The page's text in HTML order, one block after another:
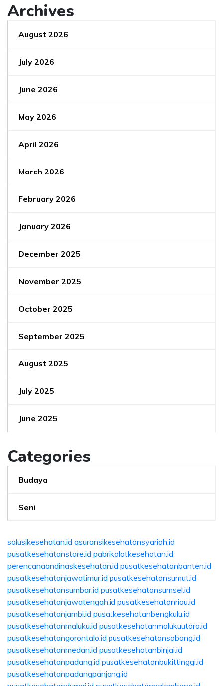
Archives
August 2026
July 2026
June 2026
May 2026
April 2026
March 2026
February 2026
January 2026
December 2025
November 2025
October 2025
September 2025
August 2025
July 2025
June 2025
Categories
Budaya
Seni
solusikesehatan.id asuransikesehatansyariah.id
pusatkesehatanstore.id pabrikalatkesehatan.id
perencanaandinaskesehatan.id pusatkesehatanbanten.id
pusatkesehatanjawatimur.id pusatkesehatansumut.id
pusatkesehatansumbar.id pusatkesehatansumsel.id
pusatkesehatanjawatengah.id pusatkesehatanriau.id
pusatkesehatanjambi.id pusatkesehatanbengkulu.id
pusatkesehatanmaluku.id pusatkesehatanmalukuutara.id
pusatkesehatangorontalo.id pusatkesehatansabang.id
pusatkesehatanmedan.id pusatkesehatanbinjai.id
pusatkesehatanpadang.id pusatkesehatanbukittinggi.id
pusatkesehatanpadangpanjang.id